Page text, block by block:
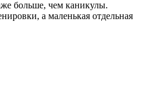
больше, чем каникулы.
а маленькая отдельная